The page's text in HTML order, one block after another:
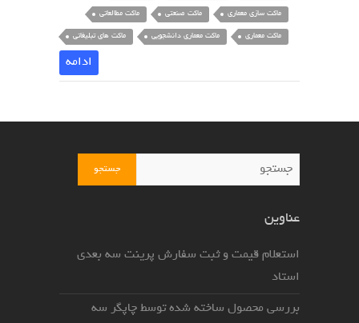
ماکت سازی معماری ماکت صنعتی ماکت مطالعاتی
ماکت معماری ماکت معماری دانشجویی ماکت های تبلیغاتی
ادامه
جستجو
عناوین
استعلام قیمت و ثبت سفارش پرینت سه بعدی
استاد
بررسی محصول ساخته شده توسط چاپگر سه